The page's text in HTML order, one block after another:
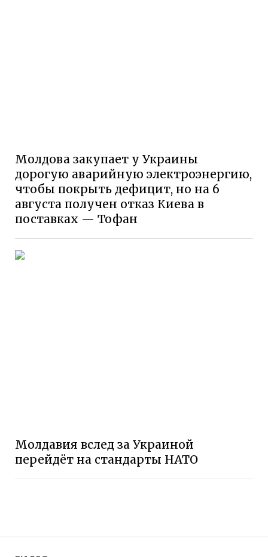
Молдова закупает у Украины
дорогую аварийную электроэнергию,
чтобы покрыть дефицит, но на 6
августа получен отказ Киева в
поставках — Тофан
Молдавия вслед за Украиной
перейдёт на стандарты НАТО